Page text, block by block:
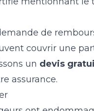
de
couvrir une
un devis
assurance.